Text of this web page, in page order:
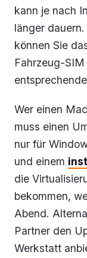
kann je nach
länger
können Sie
Fahrzeug-
Wer einen
muss einen
nur für
und einem
die
bekommen,
Abend.
Partner den
Werkstatt